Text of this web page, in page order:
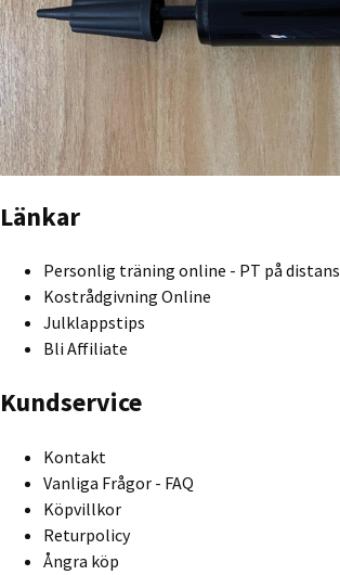
Länkar
Personlig träning online - PT på distans
Kostrådgivning Online
Julklappstips
Bli Affiliate
Kundservice
Kontakt
Vanliga Frågor - FAQ
Köpvillkor
Returpolicy
Ångra köp